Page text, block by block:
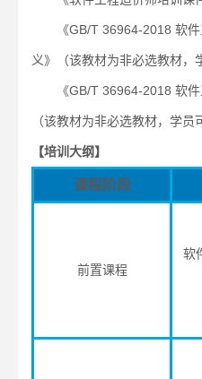
《GB/T 36964-2018 软件
义》（该教材为非必选教材，
《GB/T 36964-2018 软件
（该教材为非必选教材，学员
【培训大纲】
课程阶段
前置课程
软